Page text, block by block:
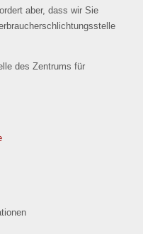
aber, dass wir Sie
des Zentrums für